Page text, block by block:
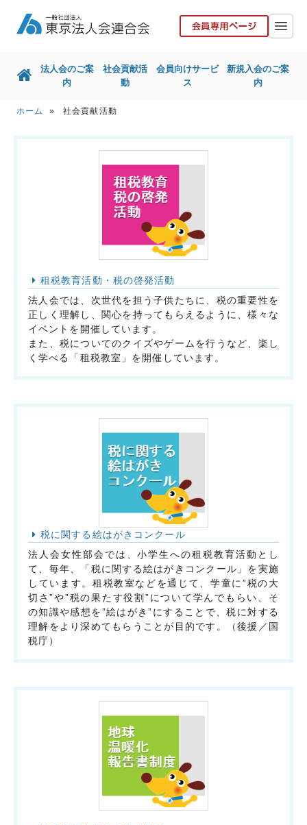
ホーム
その他取組
お問い合せ
協力会社の皆様へ
交通・アクセス 個人情報について
サイトマップ
法人会のご案
内
社会貢献活
動
会員向けサービ
ス
新規入会のご案
内
ホーム » 社会貢献活動
租税教育活動・税の啓発活動
法人会では、次世代を担う子供たちに、税の重要性を
正しく理解し、関心を持ってもらえるように、様々な
イベントを開催しています。
また、税についてのクイズやゲームを行うなど、楽し
く学べる「租税教室」を開催しています。
税に関する絵はがきコンクール
法人会女性部会では、小学生への租税教育活動とし
て、毎年、「税に関する絵はがきコンクール」を実施
しています。租税教室などを通じて、学童に”税の大
切さ”や”税の果たす役割”について学んでもらい、そ
の知識や感想を”絵はがき”にすることで、税に対する
理解をより深めてもらうことが目的です。（後援／国
税庁）